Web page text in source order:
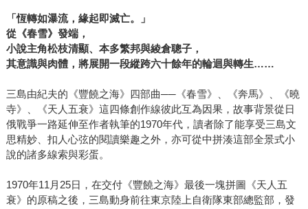
「恆轉如瀑流，緣起即滅亡。」
從《春雪》發端，
小說主角松枝清顯、本多繁邦與綾倉聰子，
其意識與肉體，將展開一段縱跨六十餘年的輪迴與轉生……
三島由紀夫的《豐饒之海》四部曲──《春雪》、《奔馬》、《曉
寺》、《天人五衰》這四條創作線彼此互為因果，故事背景從日
俄戰爭一路延伸至作者執筆的1970年代，讀者除了能享受三島文
思精妙、扣人心弦的閱讀樂趣之外，亦可從中拼湊這部全景式小
說的諸多線索與彩蛋。
1970年11月25日，在交付《豐饒之海》最後一塊拼圖《天人五
衰》的原稿之後，三島動身前往東京陸上自衛隊東部總監部，發